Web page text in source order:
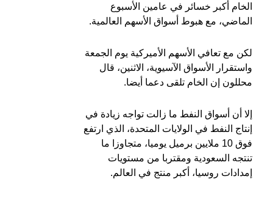
الخام أكبر خسائر في عامين الأسبوع
الماضي، مع هبوط أسواق الأسهم العالمية.
لكن مع تعافي الأسهم الأميركية يوم الجمعة
واستقرار الأسواق الآسيوية، الاثنين، قال
محللون إن الخام تلقى دعما أيضا.
إلا أن أسواق النفط ما زالت تواجه زيادة في
إنتاج النفط في الولايات المتحدة، الذي ارتفع
فوق 10 ملايين برميل يوميا، متجاوزا ما
تنتجه السعودية ومقتربا من مستويات
إمدادات روسيا، أكبر منتج في العالم.